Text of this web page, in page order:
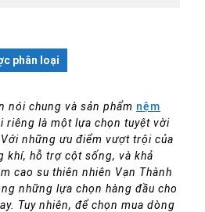
phân loại
nói chung và sản phẩm nệm
riêng là một lựa chọn tuyệt vời
những ưu điểm vượt trội của
khí, hỗ trợ cột sống, và khả
cao su thiên nhiên Vạn Thành
những lựa chọn hàng đầu cho
Tuy nhiên, để chọn mua dòng